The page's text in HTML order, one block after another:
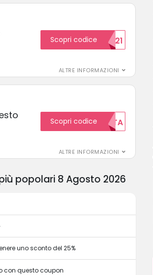
ALTRE INFORMAZIONI
Scopri codice
15SCONTO2021
ALTRE INFORMAZIONI
Scopri codiceGRATUITA
popolari 8 Agosto 2026
uno sconto del 25%
con questo coupon